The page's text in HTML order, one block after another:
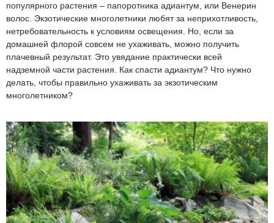
популярного растения – папоротника адиантум, или Венерин
волос. Экзотические многолетники любят за неприхотливость,
нетребовательность к условиям освещения. Но, если за
домашней флорой совсем не ухаживать, можно получить
плачевный результат. Это увядание практически всей
надземной части растения. Как спасти адиантум? Что нужно
делать, чтобы правильно ухаживать за экзотическим
многолетником?